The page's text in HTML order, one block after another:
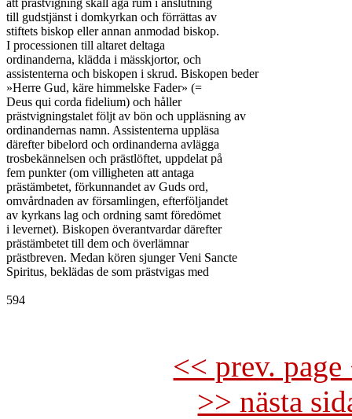
att prästvigning skall äga rum i anslutning
till gudstjänst i domkyrkan och förrättas av
stiftets biskop eller annan anmodad biskop.
I processionen till altaret deltaga
ordinanderna, klädda i mässkjortor, och
assistenterna och biskopen i skrud. Biskopen beder
»Herre Gud, käre himmelske Fader» (=
Deus qui corda fidelium) och håller
prästvigningstalet följt av bön och uppläsning av
ordinandernas namn. Assistenterna uppläsa
därefter bibelord och ordinanderna avlägga
trosbekännelsen och prästlöftet, uppdelat på
fem punkter (om villigheten att antaga
prästämbetet, förkunnandet av Guds ord,
omvårdnaden av församlingen, efterföljandet
av kyrkans lag och ordning samt föredömet
i levernet). Biskopen överantvardar därefter
prästämbetet till dem och överlämnar
prästbreven. Medan kören sjunger Veni Sancte
Spiritus, beklädas de som prästvigas med
594
<< prev.
>> nästa